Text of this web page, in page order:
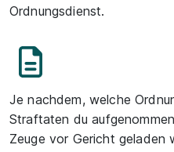
Ordnungsdienst.
Je nachdem, welche
Straftaten du
Zeuge vor Gericht geladen